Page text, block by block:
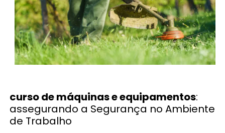
curso de máquinas e equipamentos:
assegurando a Segurança no Ambiente
de Trabalho